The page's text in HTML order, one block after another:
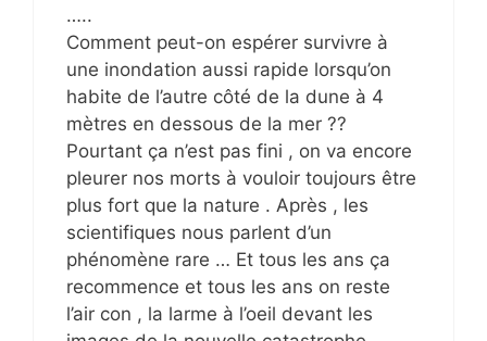
…..
Comment peut-on espérer survivre à
une inondation aussi rapide lorsqu’on
habite de l’autre côté de la dune à 4
mètres en dessous de la mer ??
Pourtant ça n’est pas fini , on va encore
pleurer nos morts à vouloir toujours être
plus fort que la nature . Après , les
scientifiques nous parlent d’un
phénomène rare … Et tous les ans ça
recommence et tous les ans on reste
l’air con , la larme à l’oeil devant les